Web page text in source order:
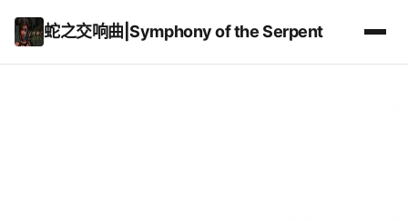
蛇之交响曲|Symphony of the Serpent